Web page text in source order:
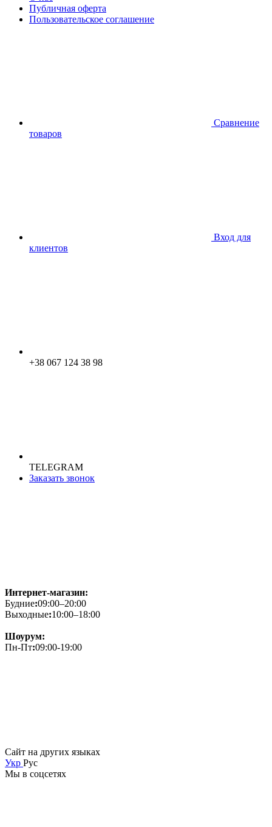
Публичная оферта
Пользовательское соглашение
Сравнение
товаров
Вход для
клиентов
+38 067 124 38 98
TELEGRAM
Заказать звонок
Интернет-магазин:
Будние:09:00–20:00
Выходные:10:00–18:00
Шоурум:
Пн-Пт:09:00-19:00
Сайт на других языках
Укр Рус
Мы в соцсетях